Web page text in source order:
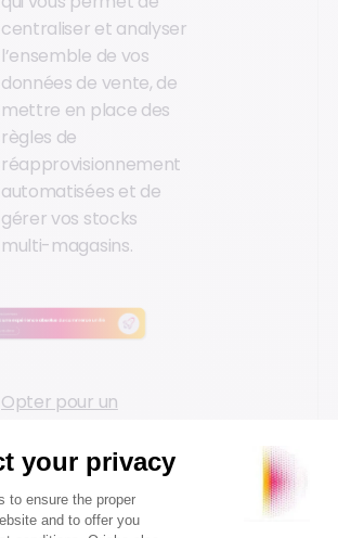
centraliser et analyser
l’ensemble de vos
données de vente, de
mettre en place des
règles de
réapprovisionnement
automatisées et de
gérer vos stocks
multi-magasins.
Opter pour un
réapprovisionnement
agile →